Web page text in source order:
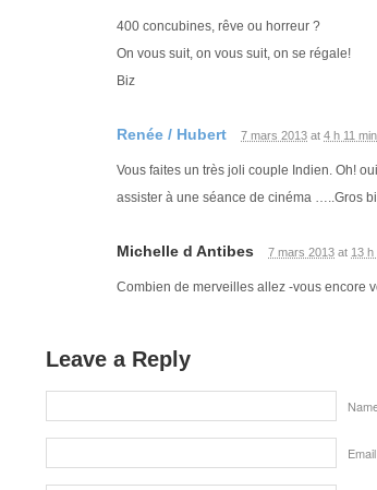
400 concubines, rêve ou horreur ?
On vous suit, on vous suit, on se régale!
Biz
Renée / Hubert 7 mars 2013 at 4 h 11 min
Vous faites un très joli couple Indien. Oh!
assister à une séance de cinéma …..Gros
Michelle d Antibes 7 mars 2013 at 13 h
Combien de merveilles allez -vous encore
Leave a Reply
Email